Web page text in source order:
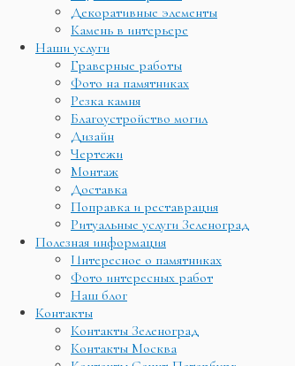
Декоративные элементы
Камень в интерьере
Наши услуги
Граверные работы
Фото на памятниках
Резка камня
Благоустройство могил
Дизайн
Чертежи
Монтаж
Доставка
Поправка и реставрация
Ритуальные услуги Зеленоград
Полезная информация
Интересное о памятниках
Фото интересных работ
Наш блог
Контакты
Контакты Зеленоград
Контакты Москва